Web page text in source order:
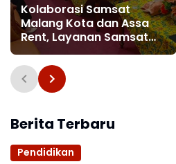
Kolaborasi Samsat
Malang Kota dan Assa
Rent, Layanan Samsat
Keliling Segera
Diterapkan
Berita Terbaru
Pendidikan